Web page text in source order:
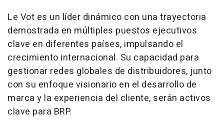
Le Vot es un líder dinámico con una trayectoria
demostrada en múltiples puestos ejecutivos
clave en diferentes países, impulsando el
crecimiento internacional. Su capacidad para
gestionar redes globales de distribuidores, junto
con su enfoque visionario en el desarrollo de
marca y la experiencia del cliente, serán activos
clave para BRP.